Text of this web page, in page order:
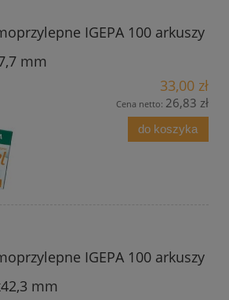
IGEPA 100 arkuszy
mm
33,00 zł
Cena netto: 26,83 zł
do koszyka
IGEPA 100 arkuszy
mm